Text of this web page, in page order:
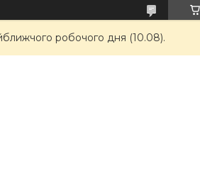
робочого дня (10.08).